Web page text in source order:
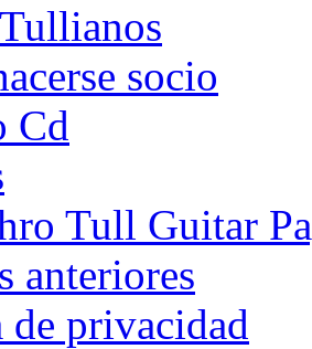
socio
Cd
Tull Guitar
anteriores
privacidad